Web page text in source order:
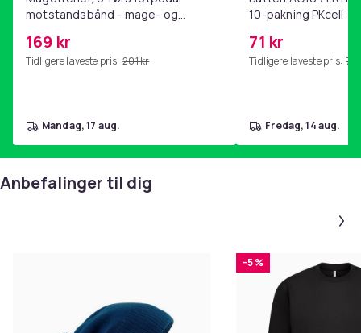
motstandsbånd - mage- og
hjemmegymnastikk Pink
169 kr
Tidligere laveste pris: 201 kr
mandag, 17 aug.
10-pakning PKcell
71 kr
Tidligere laveste pris: 76
fredag, 14 aug.
Anbefalinger til dig
-5 %